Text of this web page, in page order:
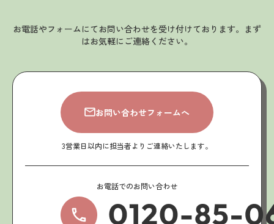
お電話やフォームにてお問い合わせを受け付けております。まず
はお気軽にご連絡ください。
お問い合わせフォームへ
3営業日以内に担当者よりご連絡いたします。
お電話でのお問い合わせ